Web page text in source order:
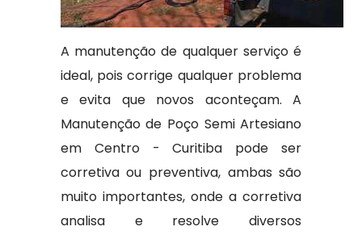
A manutenção de qualquer serviço é
ideal, pois corrige qualquer problema
e evita que novos aconteçam. A
Manutenção de Poço Semi Artesiano
em Centro - Curitiba pode ser
corretiva ou preventiva, ambas são
muito importantes, onde a corretiva
analisa e resolve diversos